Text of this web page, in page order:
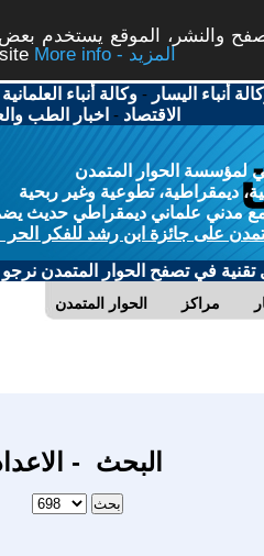
والنشر، الموقع يستخدم
More info - المزيد
أنباء اليسار -وكالة أنباء العلمانية
الاقتصاد - اخبار الطب
لمؤسسة الحوار المتمدن
ديمقراطية، تطوعية وغير ربحية
مدني علماني ديمقراطي حديث يضمن
على جائزة ابن رشد للفكر الحر
في تصفح الحوار المتمدن نرجو
الحوار المتمدن مراكز
البحث -